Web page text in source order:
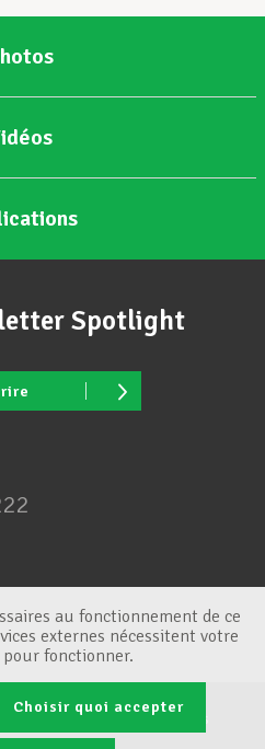
Spotlight
Gestion des cookies
au fonctionnement de ce
externes nécessitent votre
fonctionner.
Choisir quoi accepter